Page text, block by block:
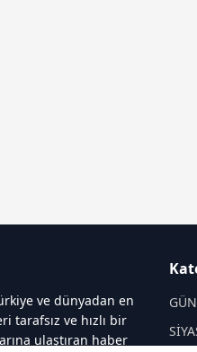
ve dünyadan en
tarafsız ve hızlı bir
ulaştıran haber